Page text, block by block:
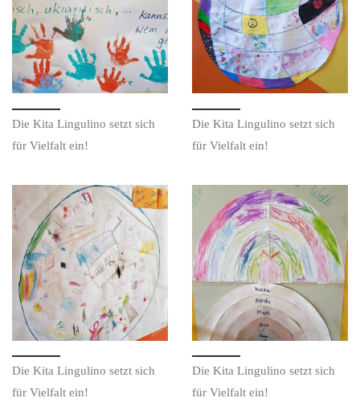
Die Kita Lingulino setzt sich
für Vielfalt ein!
Die Kita Lingulino setzt sich
für Vielfalt ein!
Die Kita Lingulino setzt sich
für Vielfalt ein!
Die Kita Lingulino setzt sich
für Vielfalt ein!